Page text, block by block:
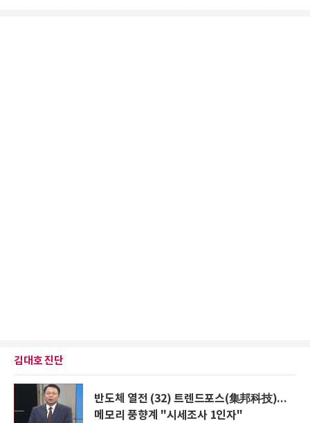
김대호 진단
반도체 열전 (32) 트렌드포스(集邦科技)...
메모리 풍향계 "시세조사 1인자"